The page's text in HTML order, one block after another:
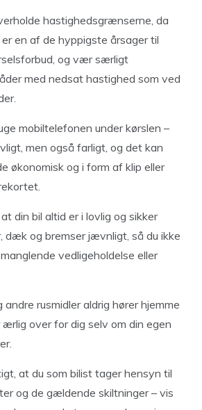
hastighedsgrænserne, da
en af de hyppigste årsager til
og vær særligt
med nedsat hastighed som ved
mobiltelefonen under kørslen –
men også farligt, og det kan
økonomisk og i form af klip eller
din bil altid er i lovlig og sikker
dæk og bremser jævnligt, så du ikke
vedligeholdelse eller
andre rusmidler aldrig hører hjemme
over for dig selv om din egen
at du som bilist tager hensyn til
og de gældende skiltninger – vis